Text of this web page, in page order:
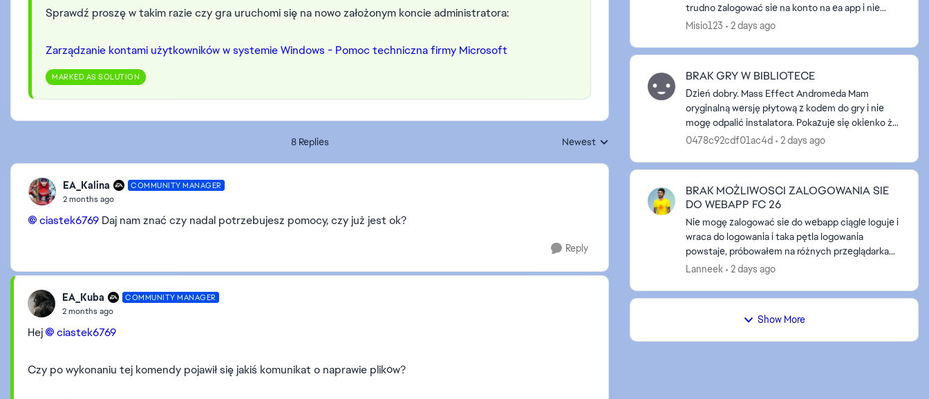
Sprawdź proszę w takim razie czy gra uruchomi się na nowo założonym koncie administratora:
Zarządzanie kontami użytkowników w systemie Windows - Pomoc techniczna firmy Microsoft
MARKED AS SOLUTION
8 Replies Replies sorted by
Newest
EA_Kalina COMMUNITY MANAGER
2 months ago
ciastek6769​ Daj nam znać czy nadal potrzebujesz pomocy, czy już jest ok?
Reply
EA_Kuba COMMUNITY MANAGER
2 months ago
Hej ciastek6769​
Czy po wykonaniu tej komendy pojawił się jakiś komunikat o naprawie plików?
trudno zalogować sie na konto na ea app i nie
wiem co robić nawet nazwy nie moge zmienić bo
Misio123 2 days ago
BRAK GRY W BIBLIOTECE
Dzień dobry. Mass Effect Andromeda Mam
oryginalną wersję płytową z kodem do gry i nie
mogę odpalić instalatora. Pokazuje się okienko że
jest wymagana aplikacja origin z kodem błędu
0478c92cdf01ac4d 2 days ago
BRAK MOŻLIWOSCI ZALOGOWANIA SIE
DO WEBAPP FC 26
Nie mogę zalogować sie do webapp ciągle loguje i
wraca do logowania i taka pętla logowania
powstaje, próbowałem na różnych przeglądarkach
problem ciągle się powtarza tak samo w trybie
Lanneek 2 days ago
Show More